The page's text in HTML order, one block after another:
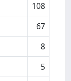
108
67
8
5